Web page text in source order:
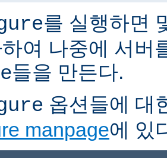
를 실행하면
여 나중에 서버
들을 만든다.
옵션들에 대
manpage에 있